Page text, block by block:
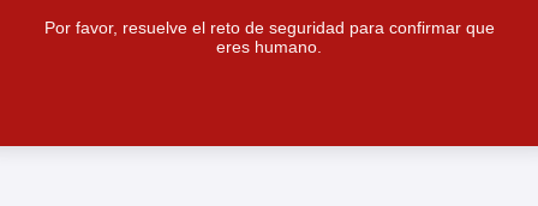
Por favor, resuelve el reto de seguridad para confirmar que
eres humano.